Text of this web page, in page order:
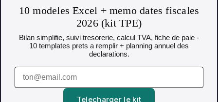
10 modeles Excel + memo dates fiscales
2026 (kit TPE)
Bilan simplifie, suivi tresorerie, calcul TVA, fiche de paie -
10 templates prets a remplir + planning annuel des
declarations.
Telecharger le kit